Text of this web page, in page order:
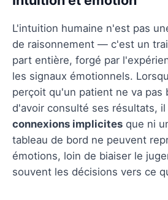
L'intuition humaine n'est pas
de raisonnement — c'est un
part entière, forgé par
les signaux émotionnels.
perçoit qu'un patient ne va pas
d'avoir consulté ses résultats,
connexions implicites que ni
tableau de bord ne peuvent
émotions, loin de biaiser le
souvent les décisions vers ce